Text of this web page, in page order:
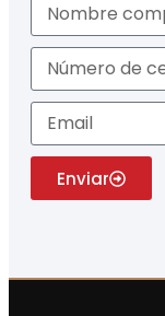
Enviar